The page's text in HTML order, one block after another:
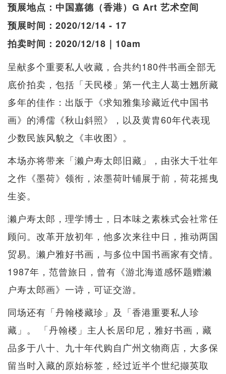
预展地点：中国嘉德（香港）G Art 艺术空间
预展时间：2020/12/14 - 17
拍卖时间：2020/12/18｜10am
呈献多个重要私人收藏，合共约180件书画全部无
底价拍卖，包括「天民楼」第一代主人葛士翘所藏
多年的佳作：出版于《求知雅集珍藏近代中国书
画》的溥儒《秋山斜照》，以及黄胄60年代表现
少数民族风貌之《丰收图》。
本场亦将带来「濑户寿太郎旧藏」，由张大千壮年
之作《墨荷》领衔，浓墨荷叶铺展于前，荷花摇曳
生姿。
濑户寿太郎，理学博士，日本味之素株式会社常任
顾问。改革开放初年，他多次来往中日，推动两国
贸易。濑户雅好书画，与多位中国书画家有交情。
1987年，范曾旅日，曾有《游北海道感怀题赠濑
户寿太郎画》一诗，可证交游。
同场还有「丹翰楼藏珍」及「香港重要私人珍
藏」。 「丹翰楼」主人长居印尼，雅好书画，藏
品多于八十、九十年代购自广州文物商店，大多保
留当时入藏的原始标签，经过近半个世纪撷英取